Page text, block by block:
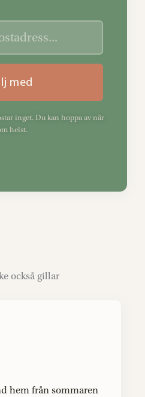
med
inget. Du kan hoppa av när
helst.
också gillar
hem från sommaren